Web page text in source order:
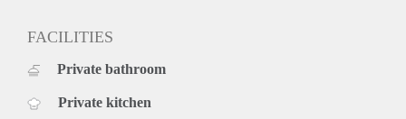
FACILITIES
Private bathroom
Private kitchen